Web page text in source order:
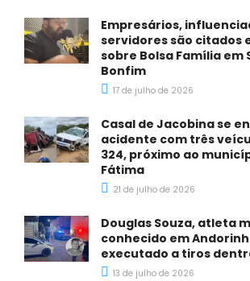
Empresários,
servidores são citados
sobre Bolsa Família em
Bonfim
17 de julho de 2026
Casal de Jacobina se
acidente com três
324, próximo ao
Fátima
21 de julho de 2026
Douglas Souza, atleta
conhecido em
executado a tiros
13 de julho de 2026